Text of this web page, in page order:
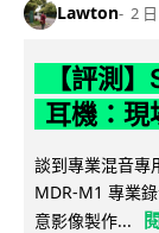
Lawton 2 日
【評測
耳機：現
談到專業混音專
MDR-M1 專業
意影像製作...